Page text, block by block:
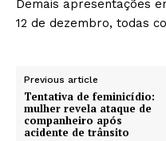
Demais apresentações
12 de dezembro, todas
Previous article
Tentativa de feminicídio:
mulher revela ataque de
companheiro após
acidente de trânsito